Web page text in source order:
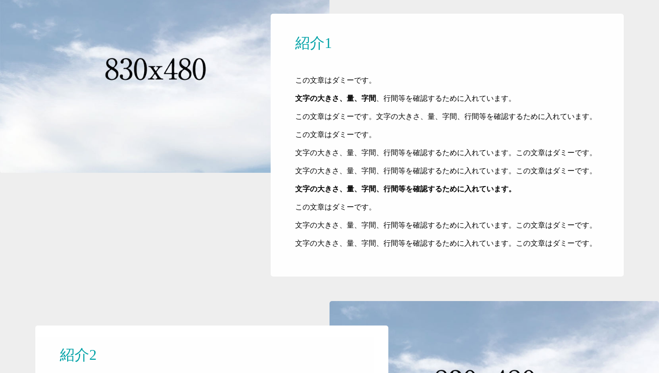
紹介1
この文章はダミーです。
文字の大きさ、量、字間 、行間等を確認するために入れています。
この文章はダミーです。文字の大きさ、量、字間、行間等を確認するために入れています。
この文章はダミーです。
文字の大きさ、量、字間、行間等を確認するために入れています。この文章はダミーです。
文字の大きさ、量、字間、行間等を確認するために入れています。この文章はダミーです。
文字の大きさ、量、字間、行間等を確認するために入れています。
この文章はダミーです。
文字の大きさ、量、字間、行間等を確認するために入れています。この文章はダミーです。
文字の大きさ、量、字間、行間等を確認するために入れています。この文章はダミーです。
紹介2